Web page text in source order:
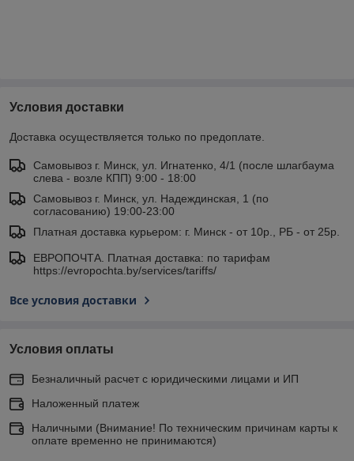
Условия доставки
Доставка осуществляется только по предоплате.
Самовывоз г. Минск, ул. Игнатенко, 4/1 (после шлагбаума
слева - возле КПП) 9:00 - 18:00
Самовывоз г. Минск, ул. Надеждинская, 1 (по
согласованию) 19:00-23:00
Платная доставка курьером: г. Минск - от 10р., РБ - от 25р.
ЕВРОПОЧТА. Платная доставка: по тарифам
https://evropochta.by/services/tariffs/
Все условия доставки
Условия оплаты
Безналичный расчет с юридическими лицами и ИП
Наложенный платеж
Наличными (Внимание! По техническим причинам карты к
оплате временно не принимаются)